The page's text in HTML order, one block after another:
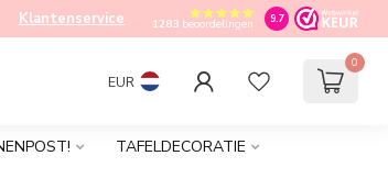
Klantenservice 1283beoordelingen 9.7
EUR
0
TAFELDECORATIE